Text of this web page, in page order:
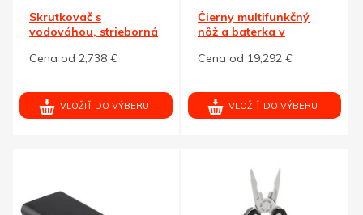
Skrutkovač s
vodováhou, strieborná
Cena od 2,738 €
VLOŽIŤ DO VÝBERU
Čierny multifunkčný
nôž a baterka v
Cena od 19,292 €
VLOŽIŤ DO VÝBERU